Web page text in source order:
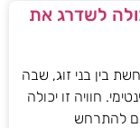
לשדרג את
בין בני זוג, שבה
חוויה זו יכולה
גם להתרחש